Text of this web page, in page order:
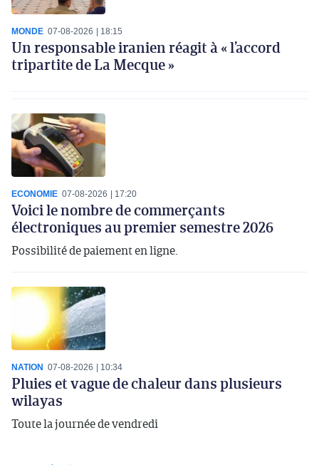
MONDE 07-08-2026 18:15
Un responsable iranien réagit à « l’accord
tripartite de La Mecque »
ECONOMIE 07-08-2026 17:20
Voici le nombre de commerçants
électroniques au premier semestre 2026
Possibilité de paiement en ligne.
NATION 07-08-2026 10:34
Pluies et vague de chaleur dans plusieurs
wilayas
Toute la journée de vendredi